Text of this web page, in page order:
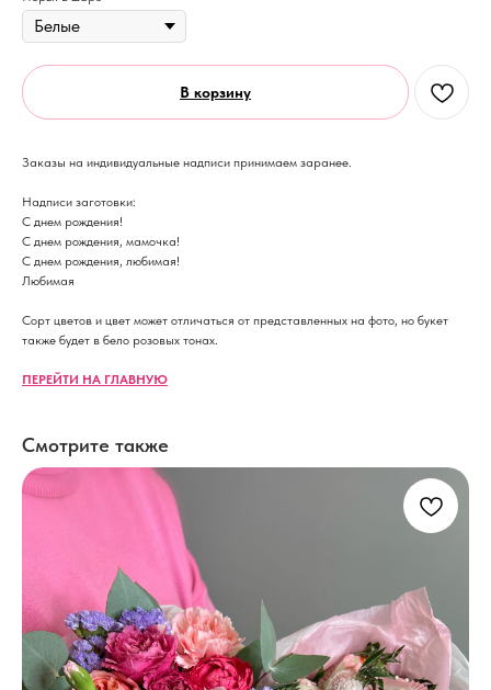
В корзину
Заказы на индивидуальные надписи принимаем заранее.
Надписи заготовки:
С днем рождения!
С днем рождения, мамочка!
С днем рождения, любимая!
Любимая
Сорт цветов и цвет может отличаться от представленных на фото, но букет
также будет в бело розовых тонах.
ПЕРЕЙТИ НА ГЛАВНУЮ
Смотрите также